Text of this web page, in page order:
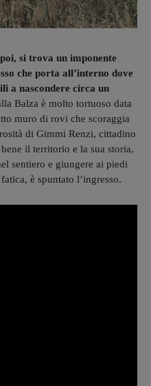
si trova un imponente
che porta all’interno dove
a nascondere circa un
Balza è molto tortuoso data
muro di rovi che scoraggia
di Gimmi Renzi, cittadino
il territorio e la sua storia,
sentiero e giungere ai piedi
è spuntato l’ingresso.